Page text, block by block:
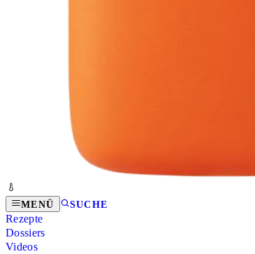
MENÜ SUCHE
Rezepte
Dossiers
Videos